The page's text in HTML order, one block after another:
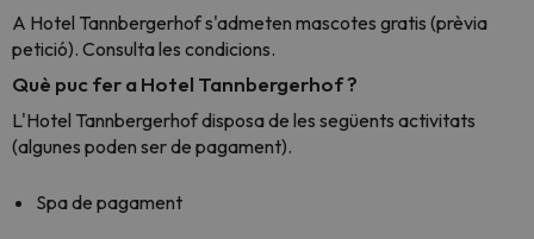
A Hotel Tannbergerhof s'admeten mascotes gratis (prèvia
petició). Consulta les condicions.
Què puc fer a Hotel Tannbergerhof ?
L'Hotel Tannbergerhof disposa de les següents activitats
(algunes poden ser de pagament).
Spa de pagament